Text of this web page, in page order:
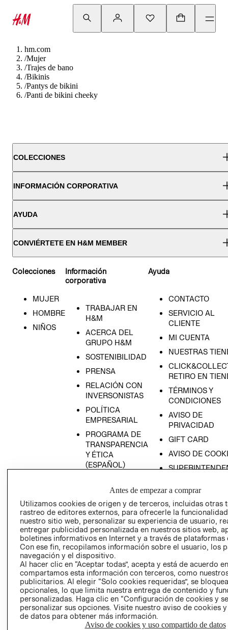
hm.com
/Mujer
/Trajes de bano
/Bikinis
/Pantys de bikini
/Panti de bikini cheeky
COLECCIONES
INFORMACIÓN CORPORATIVA
AYUDA
CONVIÉRTETE EN H&M MEMBER
Colecciones
MUJER
HOMBRE
NIÑOS
Información
corporativa
TRABAJAR EN
H&M
ACERCA DEL
GRUPO H&M
SOSTENIBILIDAD
PRENSA
RELACIÓN CON
INVERSONISTAS
POLÍTICA
EMPRESARIAL
PROGRAMA DE
TRANSPARENCIA
Y ÉTICA
(ESPAÑOL)
TRANSPARENCIA
Y ÉTICA (INGLÉS)
Ayuda
CONTACTO
SERVICIO AL
CLIENTE
MI CUENTA
NUESTRAS
RETIRO EN
TÉRMINOS Y
CONDICIONES
AVISO DE
PRIVACIDAD
GIFT CARD
AVISO DE
COMERCIO - SIC
PETICIONES
QUEJAS Y
RECLAMOS
Colombia ($)
CAMBIAR REGIÓN
Antes de empezar a comprar
Utilizamos cookies de origen y de terceros, incluidas otras
rastreo de editores externos, para ofrecerle la
nuestro sitio web, personalizar su experiencia de usuario,
entregar publicidad personalizada en nuestros sitios web,
boletines informativos en Internet y a través de plataformas
Con ese fin, recopilamos información sobre el usuario, los
navegación y el dispositivo.
Al hacer clic en “Aceptar todas”, acepta y está de acuerdo
compartamos esta información con terceros, como
publicitarios. Al elegir “Solo cookies requeridas”, se
opcionales, lo que limita nuestra entrega de contenido y
personalizadas. Haga clic en “Configuración de cookies y
personalizar sus opciones. Visite nuestro aviso de cookies
de datos para obtener más información.
Aviso de cookies y uso compartido de datos